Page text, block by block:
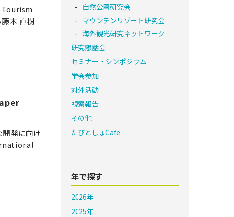
Tourism
本 直樹
開発に向け
自然公園研究会
マウンテンリゾート研究会
海外観光研究ネットワーク
研究懇話会
セミナー・シンポジウム
学会参加
対外活動
視察報告
その他
たびとしょCafe
年で探す
2026年
2025年